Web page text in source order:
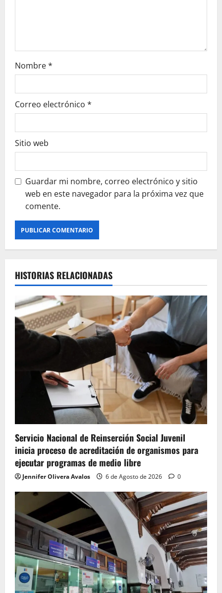
Nombre*
Correo electrónico *
Sitio web
Guardar mi nombre, correo electrónico y sitio
web en este navegador para la próxima vez que
comente.
HISTORIAS RELACIONADAS
Servicio Nacional de Reinserción Social Juvenil
inicia proceso de acreditación de organismos para
ejecutar programas de medio libre
Jennifer Olivera Avalos 6 de Agosto de 2026 0